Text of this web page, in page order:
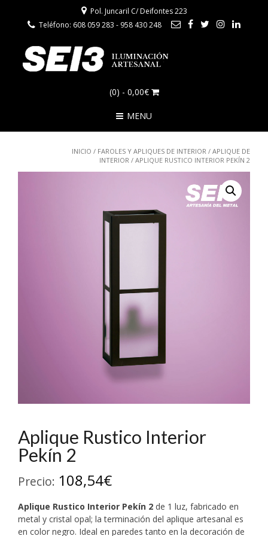
Pol. Juncaril C/ Deifontes 223
Teléfono: 608 059 283 - 958 430 248
(0) - 0,00€
MENU
INICIO / FAROLES Y APLIQUES DE INTERIOR / APLIQUE DE
INTERIOR / APLIQUE RUSTICO INTERIOR PEKÍN 2
Aplique Rustico Interior
Pekín 2
Precio: 108,54€
Aplique Rustico Interior Pekín 2 de 1 luz, fabricado en
metal y cristal opal; la terminación del aplique artesanal es
en color negro. Ideal en paredes tanto en la decoración de